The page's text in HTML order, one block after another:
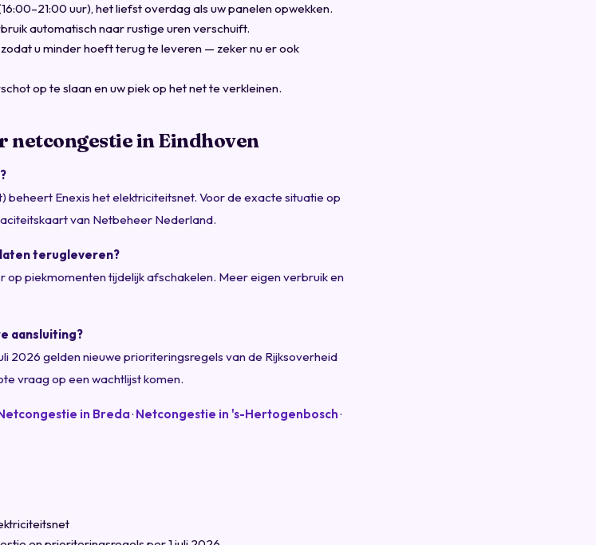
uur), het liefst overdag als uw panelen opwekken.
automatisch naar rustige uren verschuift.
u minder hoeft terug te leveren — zeker nu er ook
op te slaan en uw piek op het net te verkleinen.
netcongestie in Eindhoven
beheert Enexis het elektriciteitsnet. Voor de exacte situatie op
van Netbeheer Nederland.
laten terugleveren?
op piekmomenten tijdelijk afschakelen. Meer eigen verbruik en
aansluiting?
2026 gelden nieuwe prioriteringsregels van de Rijksoverheid
vraag op een wachtlijst komen.
in Breda· Netcongestie in 's-Hertogenbosch·